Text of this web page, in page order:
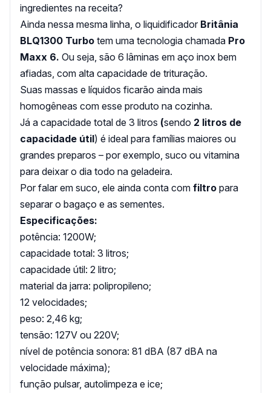
ingredientes na receita?
Ainda nessa mesma linha, o liquidificador Britânia
BLQ1300 Turbo tem uma tecnologia chamada Pro
Maxx 6. Ou seja, são 6 lâminas em aço inox bem
afiadas, com alta capacidade de trituração.
Suas massas e líquidos ficarão ainda mais
homogêneas com esse produto na cozinha.
Já a capacidade total de 3 litros (sendo 2 litros de
capacidade útil) é ideal para famílias maiores ou
grandes preparos – por exemplo, suco ou vitamina
para deixar o dia todo na geladeira.
Por falar em suco, ele ainda conta com filtro para
separar o bagaço e as sementes.
Especificações:
potência: 1200W;
capacidade total: 3 litros;
capacidade útil: 2 litro;
material da jarra: polipropileno;
12 velocidades;
peso: 2,46 kg;
tensão: 127V ou 220V;
nível de potência sonora: 81 dBA (87 dBA na
velocidade máxima);
função pulsar, autolimpeza e ice;